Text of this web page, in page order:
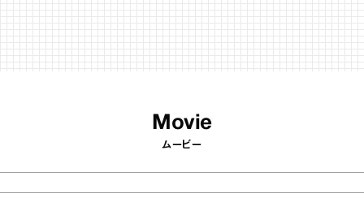
Movie
ムービー